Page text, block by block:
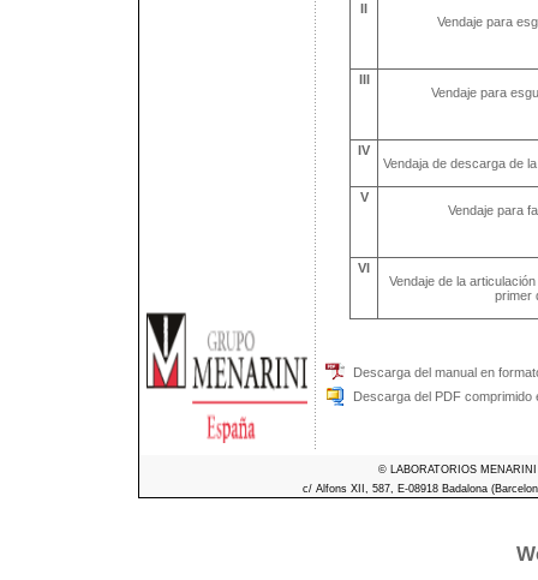
II
Vendaje para
III
Vendaje para
IV
Vendaja de descarga de
V
Vendaje para
VI
Vendaje de la
primer
Descarga del manual en
Descarga del PDF comprimido
© LABORATORIOS
c/ Alfons XII, 587, E-08918 Badalona